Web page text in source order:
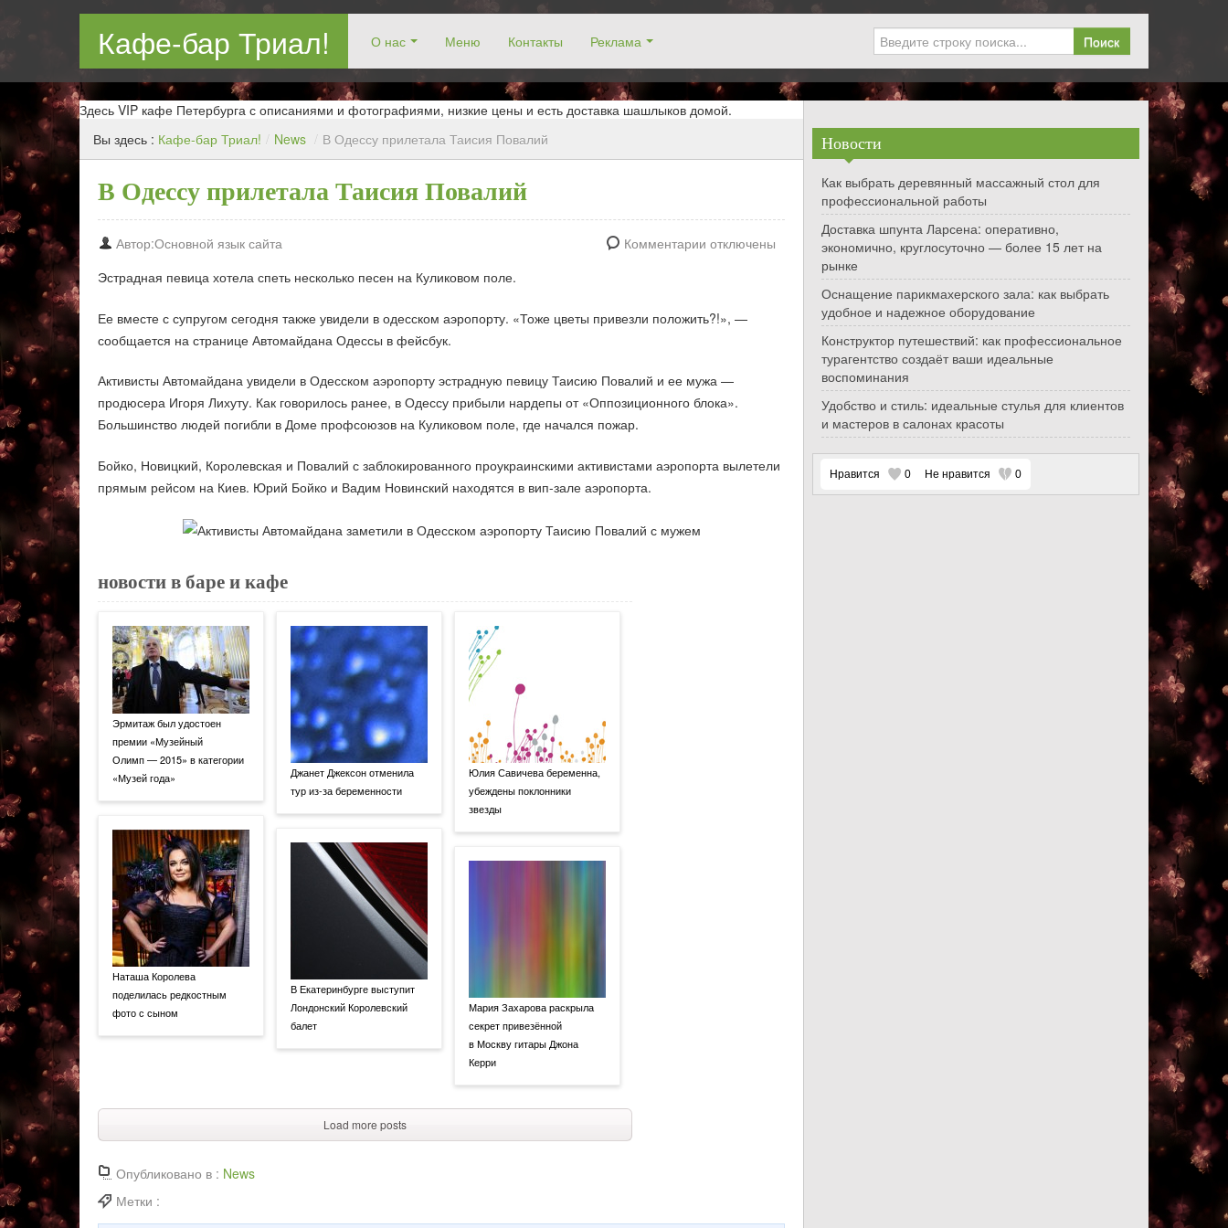
Кафе-бар Триал! О нас Меню Контакты Реклама Поиск
Бар в Новокосин, кафе в Новокосино, ресторан в Новокосино, заказ столика. Работаем без выходных! Низкие цены!
Здесь VIP кафе Петербурга с описаниями и фотографиями, низкие цены и есть доставка шашлыков домой.
Вы здесь : Кафе-бар Триал! / News / В Одессу прилетала Таисия Повалий
В Одессу прилетала Таисия Повалий
Автор:Основной язык сайта
Комментарии отключены
Эстрадная певица хотела спеть несколько песен на Куликовом поле.
Ее вместе с супругом сегодня также увидели в одесском аэропорту. «Тоже цветы привезли положить?!», —
сообщается на странице Автомайдана Одессы в фейсбук.
Активисты Автомайдана увидели в Одесском аэропорту эстрадную певицу Таисию Повалий и ее мужа —
продюсера Игоря Лихуту. Как говорилось ранее, в Одессу прибыли нардепы от «Оппозиционного блока».
Большинство людей погибли в Доме профсоюзов на Куликовом поле, где начался пожар.
Бойко, Новицкий, Королевская и Повалий с заблокированного проукраинскими активистами аэропорта вылетели
прямым рейсом на Киев. Юрий Бойко и Вадим Новинский находятся в вип-зале аэропорта.
новости в баре и кафе
Эрмитаж был удостоен
премии «Музейный
Олимп — 2015» в категории
«Музей года»
Наташа Королева
поделилась редкостным
фото с сыном
Джанет Джексон отменила
тур из-за беременности
В Екатеринбурге выступит
Лондонский Королевский
балет
Юлия Савичева беременна,
убеждены поклонники
звезды
Мария Захарова раскрыла
секрет привезённой
в Москву гитары Джона
Керри
Load more posts
Опубликовано в : News
Метки :
Новости
Как выбрать деревянный массажный стол для
профессиональной работы
Доставка шпунта Ларсена: оперативно,
экономично, круглосуточно — более 15 лет на
рынке
Оснащение парикмахерского зала: как выбрать
удобное и надежное оборудование
Конструктор путешествий: как профессиональное
турагентство создаёт ваши идеальные
воспоминания
Удобство и стиль: идеальные стулья для клиентов
и мастеров в салонах красоты
Нравится 0 Не нравится 0